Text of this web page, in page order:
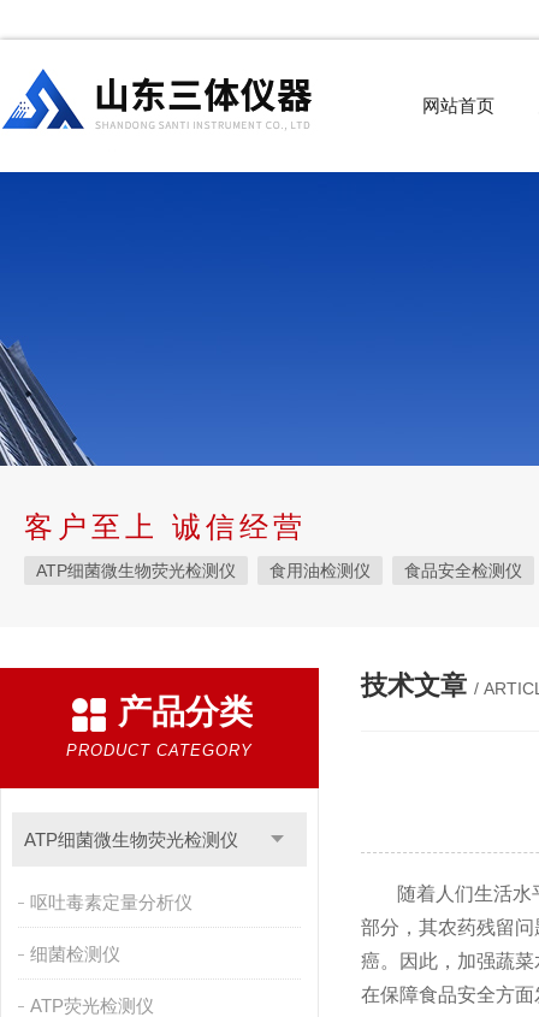
网站首页
客户至上 诚信经营
ATP细菌微生物荧光检测仪 食用油检测仪 食品安全检测仪
产品分类
PRODUCT CATEGORY
ATP细菌微生物荧光检测仪
呕吐毒素定量分析仪
细菌检测仪
ATP荧光检测仪
技术文章 /
随着人们生活水
部分，其农药残留
癌。因此，加强蔬
在保障食品安全方